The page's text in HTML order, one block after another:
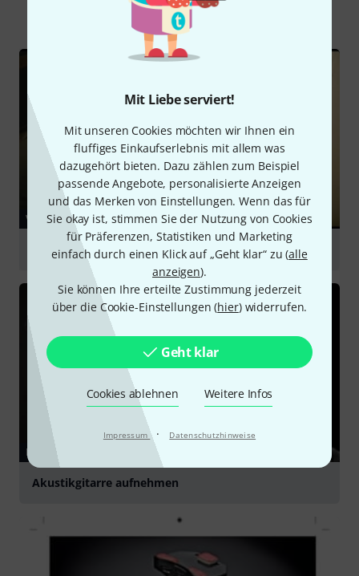
Mit Liebe serviert!
Mit unseren Cookies möchten wir Ihnen ein
fluffiges Einkaufserlebnis mit allem was
dazugehört bieten. Dazu zählen zum Beispiel
passende Angebote, personalisierte Anzeigen
und das Merken von Einstellungen. Wenn das für
Sie okay ist, stimmen Sie der Nutzung von Cookies
für Präferenzen, Statistiken und Marketing
einfach durch einen Klick auf „Geht klar“ zu (alle
anzeigen).
Sie können Ihre erteilte Zustimmung jederzeit
über die Cookie-Einstellungen (hier) widerrufen.
Geht klar
Cookies ablehnen Weitere Infos
Impressum · Datenschutzhinweise
Videos Ratgeber
VIDEO
Shadow SH 927 NMG-4 Nanomag Bluegrass Pickup
RATGEBER
Akustikgitarre aufnehmen